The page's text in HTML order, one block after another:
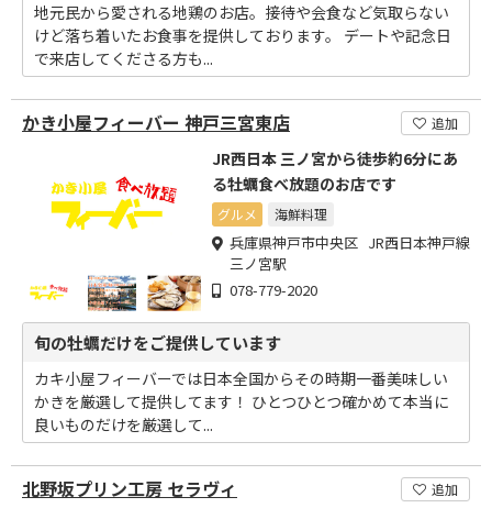
地元民から愛される地鶏のお店。接待や会食など気取らない
けど落ち着いたお食事を提供しております。 デートや記念日
で来店してくださる方も...
かき小屋フィーバー 神戸三宮東店 追加
JR西日本 三ノ宮から徒歩約6分にあ
る牡蠣食べ放題のお店です
グルメ 海鮮料理
兵庫県神戸市中央区 JR西日本神戸線
三ノ宮駅
078-779-2020
旬の牡蠣だけをご提供しています
カキ小屋フィーバーでは日本全国からその時期一番美味しい
かきを厳選して提供してます！ ひとつひとつ確かめて本当に
良いものだけを厳選して...
北野坂プリン工房 セラヴィ 追加